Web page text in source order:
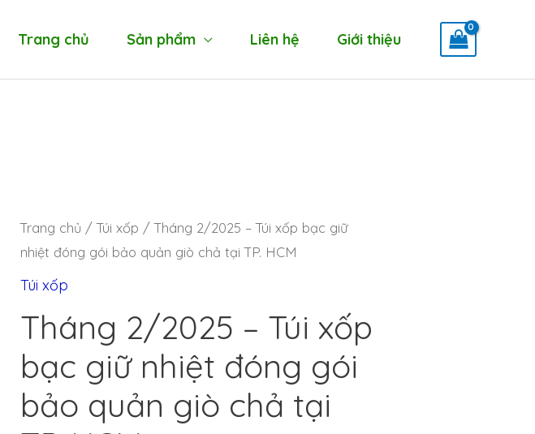
Trang chủ Sản phẩm Liên hệ Giới thiệu
Trang chủ /Túi xốp / Tháng 2/2025 – Túi xốp bạc giữ
nhiệt đóng gói bảo quản giò chả tại TP. HCM
Túi xốp
Tháng 2/2025 – Túi xốp
bạc giữ nhiệt đóng gói
bảo quản giò chả tại